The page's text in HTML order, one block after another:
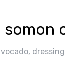
somon